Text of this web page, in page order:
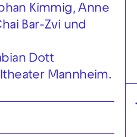
Kimmig, Anne
Bar-Zvi und
Dott
Mannheim.